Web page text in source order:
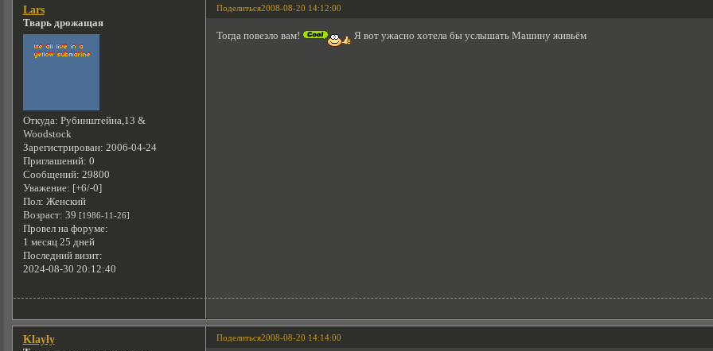
Поделиться2008-08-20 14:12:00
Lars
Тварь дрожащая
Откуда: Рубинштейна,13 &
Woodstock
Зарегистрирован: 2006-04-24
Приглашений: 0
Сообщений: 29800
Уважение: [+6/-0]
Пол: Женский
Возраст: 39 [1986-11-26]
Провел на форуме:
1 месяц 25 дней
Последний визит:
2024-08-30 20:12:40
Тогда повезло вам! Я вот ужасно хотела бы услышать Машину живьём
Поделиться2008-08-20 14:14:00
Klayly